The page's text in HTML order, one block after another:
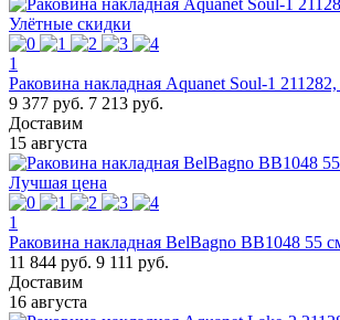
Улётные скидки
1
Раковина накладная Aquanet Soul-1
9 377 руб. 7 213 руб.
Доставим
15 августа
Лучшая цена
1
Раковина накладная BelBagno BB1048 55
11 844 руб. 9 111 руб.
Доставим
16 августа